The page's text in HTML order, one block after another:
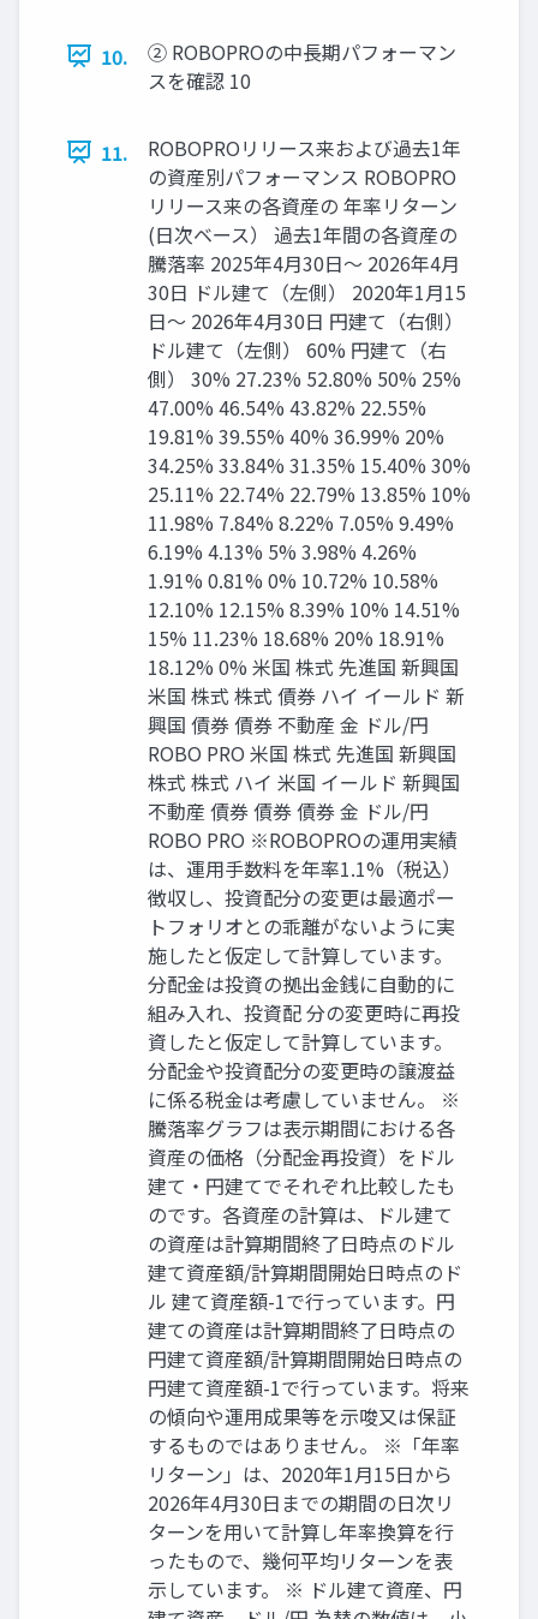
10.
② ROBOPROの中長期パフォーマン
スを確認 10
11.
ROBOPROリリース来および過去1年
の資産別パフォーマンス ROBOPRO
リリース来の各資産の 年率リターン
(日次ベース） 過去1年間の各資産の
騰落率 2025年4月30日～ 2026年4月
30日 ドル建て（左側） 2020年1月15
日～ 2026年4月30日 円建て（右側）
ドル建て（左側） 60% 円建て（右
側） 30% 27.23% 52.80% 50% 25%
47.00% 46.54% 43.82% 22.55%
19.81% 39.55% 40% 36.99% 20%
34.25% 33.84% 31.35% 15.40% 30%
25.11% 22.74% 22.79% 13.85% 10%
11.98% 7.84% 8.22% 7.05% 9.49%
6.19% 4.13% 5% 3.98% 4.26%
1.91% 0.81% 0% 10.72% 10.58%
12.10% 12.15% 8.39% 10% 14.51%
15% 11.23% 18.68% 20% 18.91%
18.12% 0% 米国 株式 先進国 新興国
米国 株式 株式 債券 ハイ イールド 新
興国 債券 債券 不動産 金 ドル/円
ROBO PRO 米国 株式 先進国 新興国
株式 株式 ハイ 米国 イールド 新興国
不動産 債券 債券 債券 金 ドル/円
ROBO PRO ※ROBOPROの運用実績
は、運用手数料を年率1.1%（税込）
徴収し、投資配分の変更は最適ポー
トフォリオとの乖離がないように実
施したと仮定して計算しています。
分配金は投資の拠出金銭に自動的に
組み入れ、投資配 分の変更時に再投
資したと仮定して計算しています。
分配金や投資配分の変更時の譲渡益
に係る税金は考慮していません。 ※
騰落率グラフは表示期間における各
資産の価格（分配金再投資）をドル
建て・円建てでそれぞれ比較したも
のです。各資産の計算は、ドル建て
の資産は計算期間終了日時点のドル
建て資産額/計算期間開始日時点のド
ル 建て資産額-1で行っています。円
建ての資産は計算期間終了日時点の
円建て資産額/計算期間開始日時点の
円建て資産額-1で行っています。将来
の傾向や運用成果等を示唆又は保証
するものではありません。 ※「年率
リターン」は、2020年1月15日から
2026年4月30日までの期間の日次リ
ターンを用いて計算し年率換算を行
ったもので、幾何平均リターンを表
示しています。 ※ ドル建て資産、円